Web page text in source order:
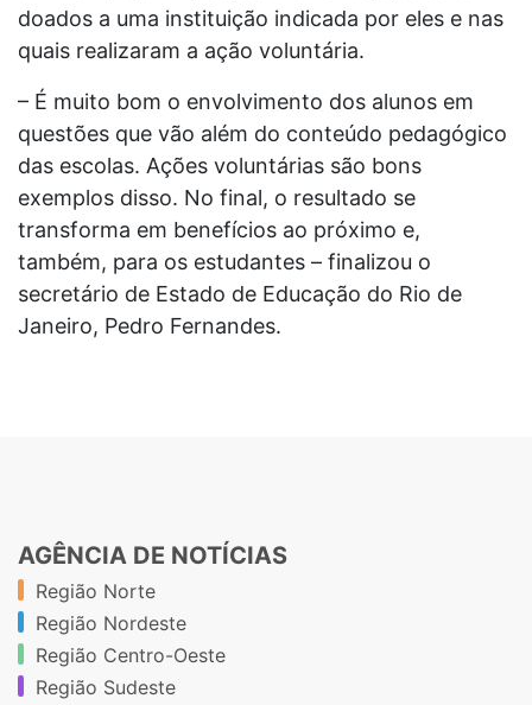
doados a uma instituição indicada por eles e nas
quais realizaram a ação voluntária.
– É muito bom o envolvimento dos alunos em
questões que vão além do conteúdo pedagógico
das escolas. Ações voluntárias são bons
exemplos disso. No final, o resultado se
transforma em benefícios ao próximo e,
também, para os estudantes – finalizou o
secretário de Estado de Educação do Rio de
Janeiro, Pedro Fernandes.
AGÊNCIA DE NOTÍCIAS
Região Norte
Região Nordeste
Região Centro-Oeste
Região Sudeste